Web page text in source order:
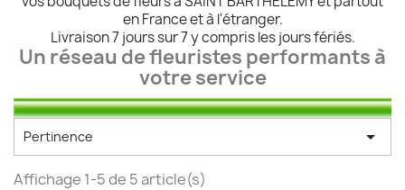
en France et à l'étranger.
Livraison 7 jours sur 7 y compris les jours fériés.
Un réseau de fleuristes performants à
votre service
Pertinence 
Affichage 1-5 de 5 article(s)